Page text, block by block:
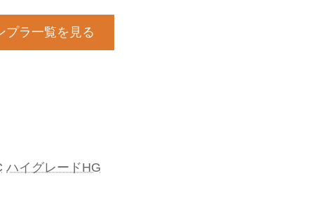
プラ一覧を見る
ハイグレードHG